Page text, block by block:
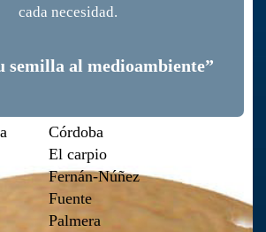
cada necesidad.
semilla al medioambiente”
Córdoba
El carpio
Fernán-Núñez
Fuente
Palmera